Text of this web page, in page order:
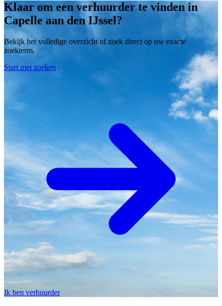
Klaar om een verhuurder te vinden in
Capelle aan den IJssel?
Bekijk het volledige overzicht of zoek direct op uw exacte
zoekterm.
Start met zoeken
Ik ben verhuurder